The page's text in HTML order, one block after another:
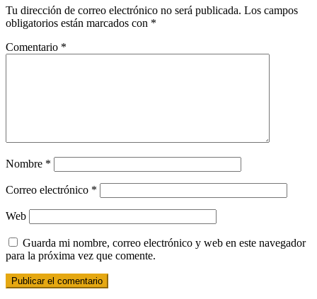
Tu dirección de correo electrónico no será publicada. Los campos
obligatorios están marcados con *
Comentario *
Nombre *
Correo electrónico *
Web
Guarda mi nombre, correo electrónico y web en este navegador
para la próxima vez que comente.